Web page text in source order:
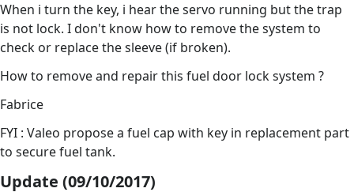
When i turn the key, i hear the servo running but the trap
is not lock. I don't know how to remove the system to
check or replace the sleeve (if broken).
How to remove and repair this fuel door lock system ?
Fabrice
FYI : Valeo propose a fuel cap with key in replacement part
to secure fuel tank.
Update (09/10/2017)